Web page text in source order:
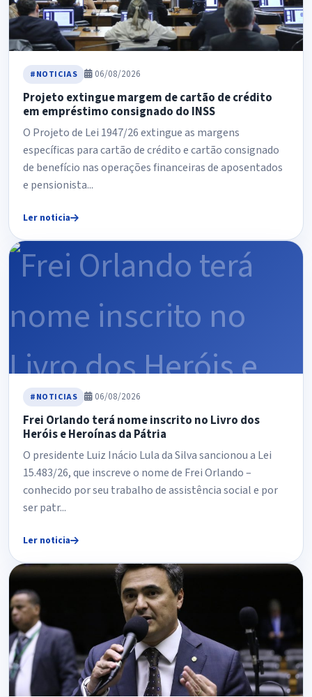
#NOTICIAS 06/08/2026
Projeto extingue margem de cartão de crédito
em empréstimo consignado do INSS
O Projeto de Lei 1947/26 extingue as margens
específicas para cartão de crédito e cartão consignado
de benefício nas operações financeiras de aposentados
e pensionista...
Ler noticia
#NOTICIAS 06/08/2026
Frei Orlando terá nome inscrito no Livro dos
Heróis e Heroínas da Pátria
O presidente Luiz Inácio Lula da Silva sancionou a Lei
15.483/26, que inscreve o nome de Frei Orlando –
conhecido por seu trabalho de assistência social e por
ser patr...
Ler noticia